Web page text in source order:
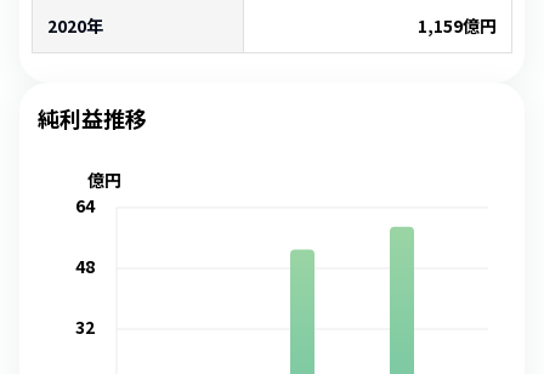
2020年 1,159億円
純利益推移
32
48
64
億円